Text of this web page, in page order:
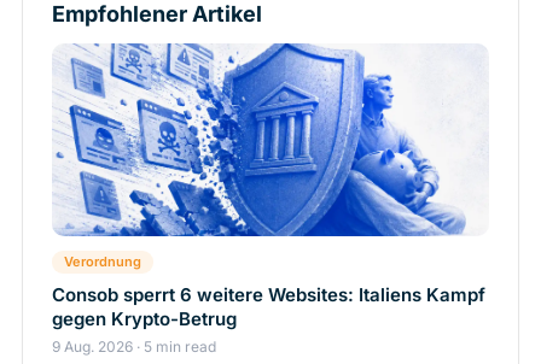
Empfohlener Artikel
Verordnung
Consob sperrt 6 weitere Websites: Italiens Kampf
gegen Krypto-Betrug
9 Aug. 2026 · 5 min read